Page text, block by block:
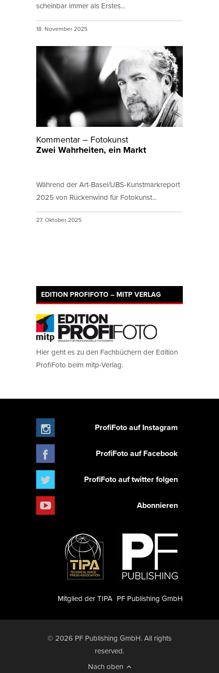
scheinbar immer als Erstes...
18. November 2025
Kommentar – Fotokunst
Zwei Wahrheiten, ein Markt
Während der Art-Basel/UBS-Kunstmarkreport
2025 von Rückenwind für Fotokunst...
27. Oktober 2025
EDITION PROFIFOTO – MITP VERLAG
Hier geht es zu den Fachbüchern der Edition
ProfiFoto beim mitp-Verlag.
ProfiFoto auf Instagram
ProfiFoto auf Facebook
ProfiFoto auf twitter folgen
Abonnieren
PF Publishing GmbH
Mitglied der TIPA
© 2026 PF Publishing GmbH. All rights
reserved.
Nach oben